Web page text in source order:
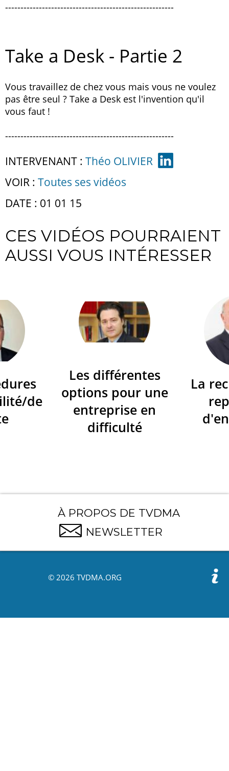
-------------------------------------------------------
Take a Desk - Partie 2
Vous travaillez de chez vous mais vous ne voulez
pas être seul ? Take a Desk est l'invention qu'il
vous faut !
-------------------------------------------------------
INTERVENANT : Théo OLIVIER
VOIR : Toutes ses vidéos
DATE : 01 01 15
CES VIDÉOS POURRAIENT
AUSSI VOUS INTÉRESSER
de
Les différentes
options pour une
entreprise en
difficulté
La
À PROPOS DE TVDMA
NEWSLETTER
© 2026 TVDMA.ORG